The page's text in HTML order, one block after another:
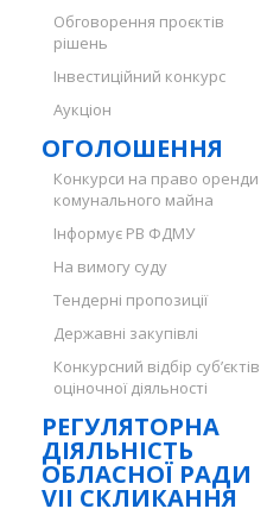
Обговорення проєктів
рішень
Інвестиційний конкурс
Аукціон
ОГОЛОШЕННЯ
Конкурси на право оренди
комунального майна
Інформує РВ ФДМУ
На вимогу суду
Тендерні пропозиції
Державні закупівлі
Конкурсний відбір суб’єктів
оціночної діяльності
РЕГУЛЯТОРНА
ДІЯЛЬНІСТЬ
ОБЛАСНОЇ РАДИ
VII СКЛИКАННЯ